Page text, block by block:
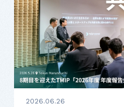
2026.06.26